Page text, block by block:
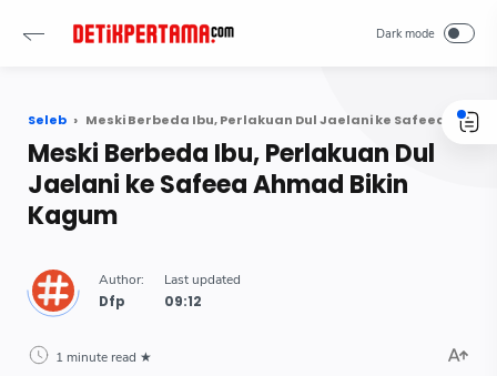
Seleb Meski Berbeda Ibu, Perlakuan Dul Jaelani ke Safeea Ahmad Bikin Kagum
Meski Berbeda Ibu, Perlakuan Dul
Jaelani ke Safeea Ahmad Bikin
Kagum
Dfp
1 minute read